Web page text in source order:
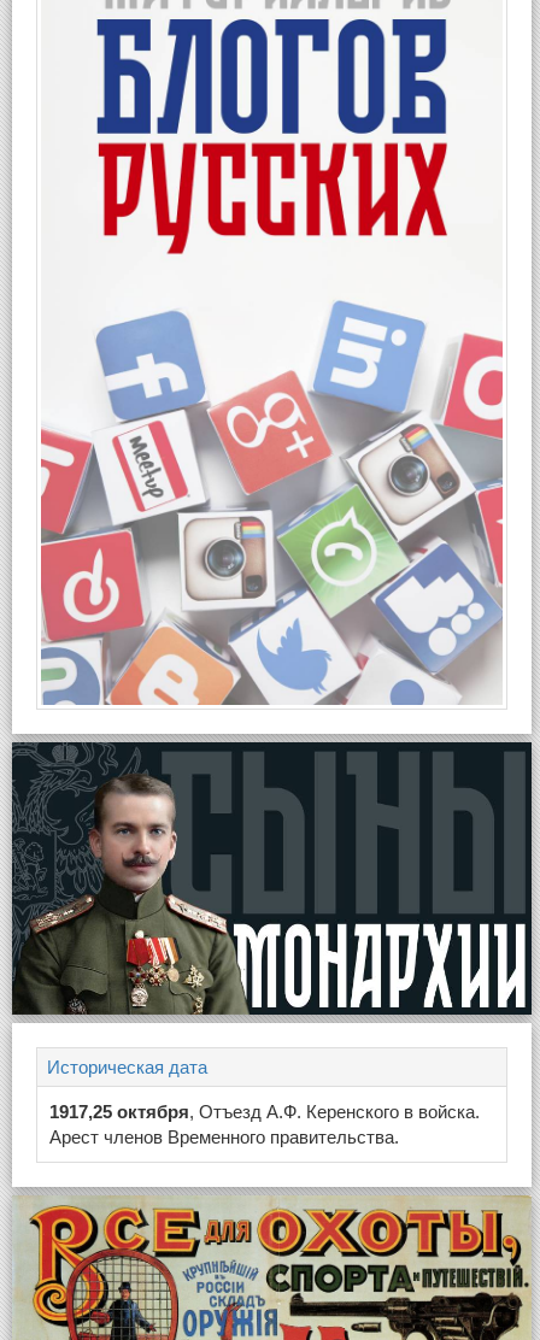
Историческая дата
1917,25 октября, Отъезд А.Ф. Керенского в войска.
Арест членов Временного правительства.